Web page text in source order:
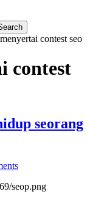
contest seo
contest
seorang